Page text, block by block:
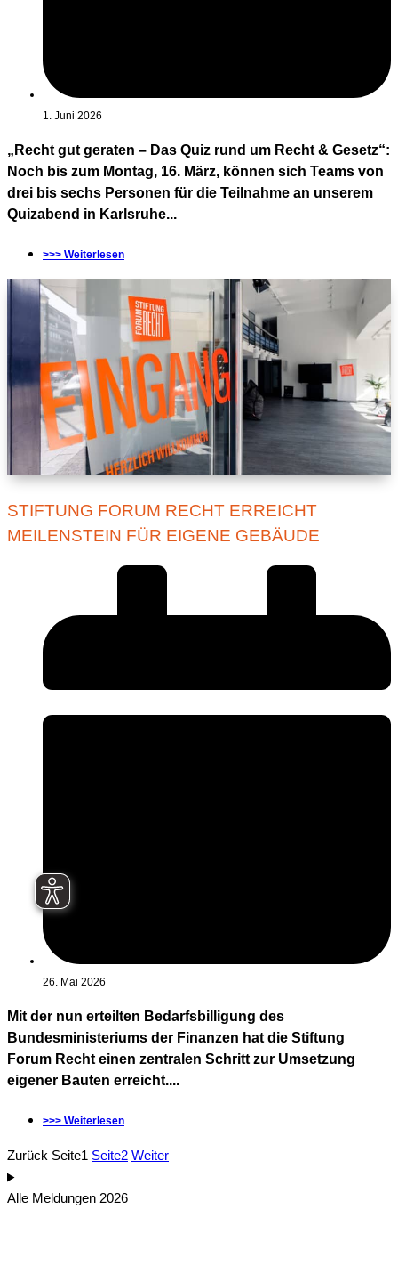
1. Juni 2026
„Recht gut geraten – Das Quiz rund um Recht & Gesetz“:
Noch bis zum Montag, 16. März, können sich Teams von
drei bis sechs Personen für die Teilnahme an unserem
Quizabend in Karlsruhe...
>>> Weiterlesen
STIFTUNG FORUM RECHT ERREICHT
MEILENSTEIN FÜR EIGENE GEBÄUDE
26. Mai 2026
Mit der nun erteilten Bedarfsbilligung des
Bundesministeriums der Finanzen hat die Stiftung
Forum Recht einen zentralen Schritt zur Umsetzung
eigener Bauten erreicht....
>>> Weiterlesen
Zurück Seite1 Seite2 Weiter
Alle Meldungen 2026